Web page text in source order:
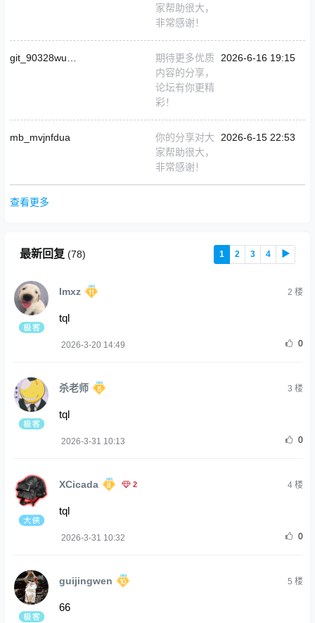
家帮助很大，
非常感谢！
期待更多优质
内容的分享，
论坛有你更精
彩！
2026-6-16 19:15
mb_mvjnfdua
你的分享对大
家帮助很大，
非常感谢！
2026-6-15 22:53
查看更多
最新回复 (78) 1 2 3 4 ▶
Imxz 2 楼
tql
2026-3-20 14:49 0
杀老师 3 楼
tql
2026-3-31 10:13 0
XCicada 2 4楼
tql
2026-3-31 10:32 0
guijingwen 5 楼
66